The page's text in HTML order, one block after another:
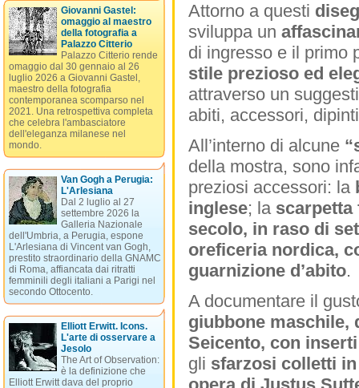
Attorno a questi
sviluppa un
di ingresso e il primo
stile prezioso ed
attraverso un
abiti, accessori,
All’interno di alcune
della mostra, sono
preziosi accessori: la
inglese; la scarpetta
secolo, in raso di
oreficeria nordica,
guarnizione d’abito.
A documentare il
giubbone maschile,
Seicento, con
gli sfarzosi colletti
Giovanni Gastel:
omaggio al maestro
della fotografia a
Palazzo Citterio
Palazzo Citterio rende
omaggio dal 30 gennaio al 26
luglio 2026 a Giovanni Gastel,
maestro della fotografia
contemporanea scomparso nel
2021. Una retrospettiva completa
che celebra l'ambasciatore
dell'eleganza milanese nel
mondo.
Van Gogh a Perugia:
L'Arlesiana
Dal 2 luglio al 27
settembre 2026 la
Galleria Nazionale
dell'Umbria, a Perugia, espone
L'Arlesiana di Vincent van Gogh,
prestito straordinario della GNAMC
di Roma, affiancata dai ritratti
femminili degli italiani a Parigi nel
secondo Ottocento.
Elliott Erwitt. Icons.
L'arte di osservare a
Jesolo
The Art of Observation:
è la definizione che
Elliott Erwitt dava del proprio